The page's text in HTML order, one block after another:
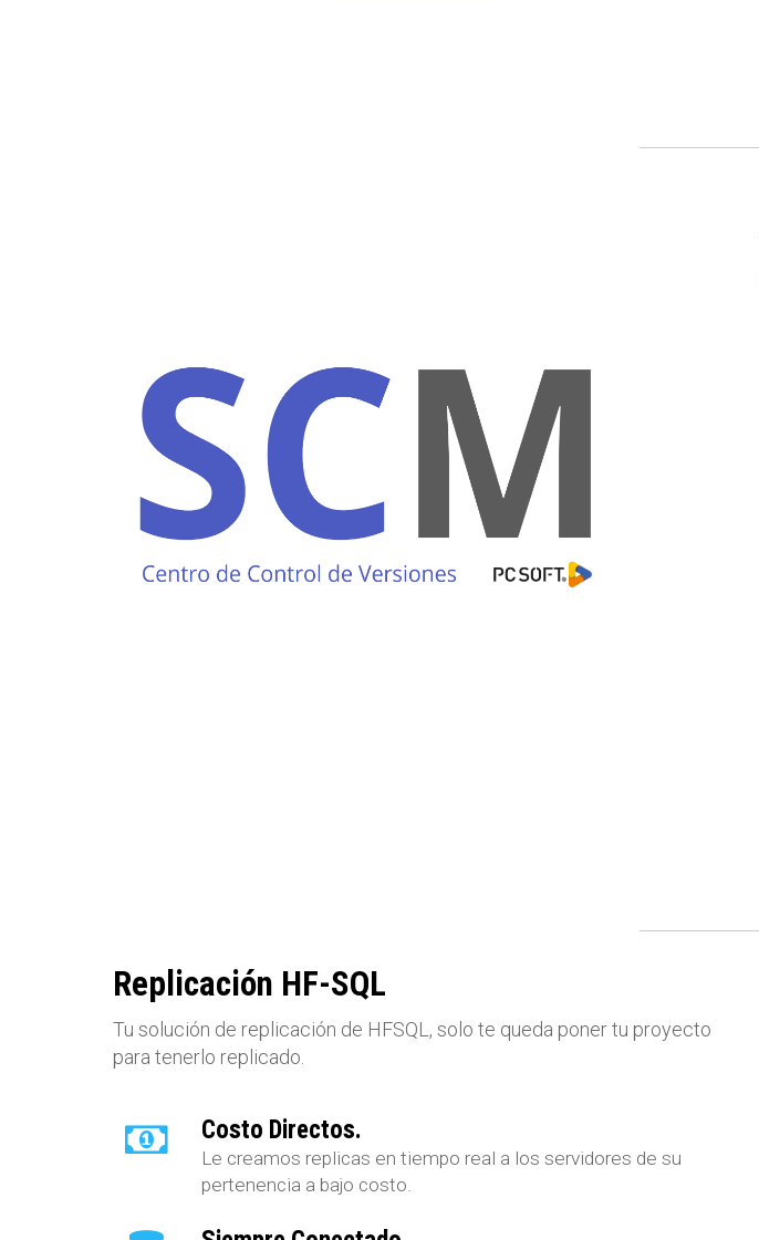
Replicación HF-SQL
Tu solución de replicación de HFSQL, solo te queda poner tu proyecto
para tenerlo replicado.
Costo Directos.
Le creamos replicas en tiempo real a los servidores de su
pertenencia a bajo costo.